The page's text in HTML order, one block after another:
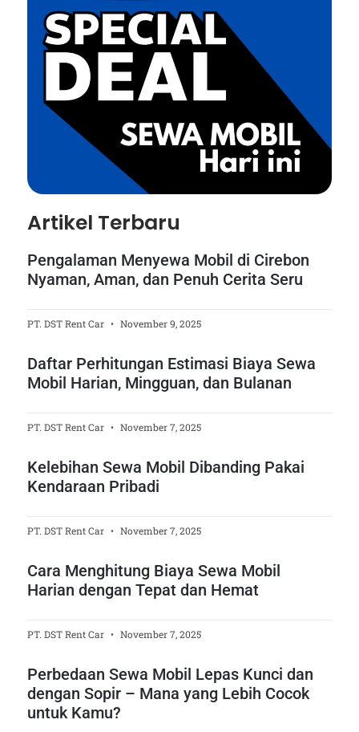
Artikel Terbaru
Pengalaman Menyewa Mobil di Cirebon
Nyaman, Aman, dan Penuh Cerita Seru
PT. DST Rent Car November 9, 2025
Daftar Perhitungan Estimasi Biaya Sewa
Mobil Harian, Mingguan, dan Bulanan
PT. DST Rent Car November 7, 2025
Kelebihan Sewa Mobil Dibanding Pakai
Kendaraan Pribadi
PT. DST Rent Car November 7, 2025
Cara Menghitung Biaya Sewa Mobil
Harian dengan Tepat dan Hemat
PT. DST Rent Car November 7, 2025
Perbedaan Sewa Mobil Lepas Kunci dan
dengan Sopir – Mana yang Lebih Cocok
untuk Kamu?